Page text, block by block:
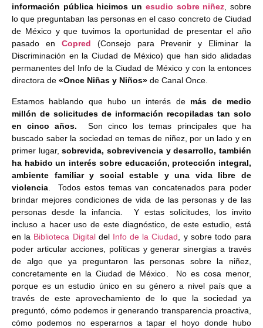
información pública hicimos un esudio sobre niñez, sobre
lo que preguntaban las personas en el caso concreto de Ciudad
de México y que tuvimos la oportunidad de presentar el año
pasado en Copred (Consejo para Prevenir y Eliminar la
Discriminación en la Ciudad de México) que han sido alidadas
permanentes del Info de la Ciudad de México y con la entonces
directora de «Once Niñas y Niños» de Canal Once.
Estamos hablando que hubo un interés de más de medio
millón de solicitudes de información recopiladas tan solo
en cinco años. Son cinco los temas principales que ha
buscado saber la sociedad en temas de niñez, por un lado y en
primer lugar,sobrevida, sobrevivencia y desarrollo, también
ha habido un interés sobre educación, protección integral,
ambiente familiar y social estable y una vida libre de
violencia . Todos estos temas van concatenados para poder
brindar mejores condiciones de vida de las personas y de las
personas desde la infancia. Y estas solicitudes, los invito
incluso a hacer uso de este diagnóstico, de este estudio, está
en la Biblioteca Digitaldel Info de la Ciudad , y sobre todo para
poder articular acciones, políticas y generar sinergias a través
de algo que ya preguntaron las personas sobre la niñez,
concretamente en la Ciudad de México. No es cosa menor,
porque es un estudio único en su género a nivel país que a
través de este aprovechamiento de lo que la sociedad ya
preguntó, cómo podemos ir generando transparencia proactiva,
cómo podemos no esperarnos a tapar el hoyo donde hubo